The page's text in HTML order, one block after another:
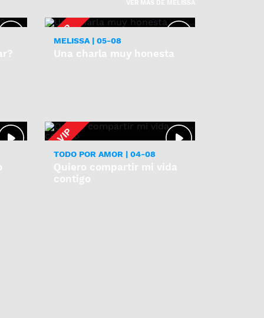
VER MAS DE MELISSA
MELISSA | 05-08
Una charla muy honesta
TODO POR AMOR | 04-08
Quiero compartir mi vida
contigo